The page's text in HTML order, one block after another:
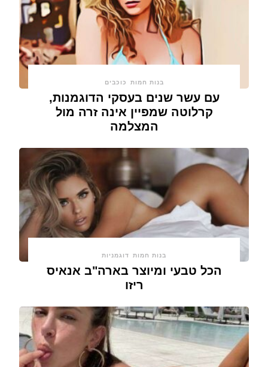
בנות חמות כוכבים
עם עשר שנים בעסקי הדוגמנות,
קרלוטה שמפיין אינה זרה מול
המצלמה
בנות חמות דוגמניות
הכל טבעי ומיוצר בארה"ב אנאיס
ריזו